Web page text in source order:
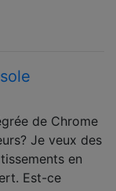
de Chrome
Je veux des
en
Est-ce